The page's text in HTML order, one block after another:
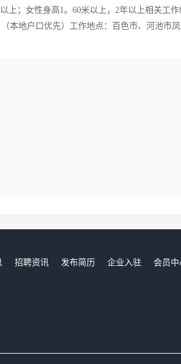
上；女性身高1。60米以上，2年以上相关工作
本地户口优先）工作地点：百色市、河池市
招聘资讯 发布简历 企业入驻 会员中